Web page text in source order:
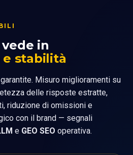
in
e stabilità
Misuro miglioramenti su
delle risposte estratte,
riduzione di omissioni e
con il brand — segnali
e GEO SEO operativa.